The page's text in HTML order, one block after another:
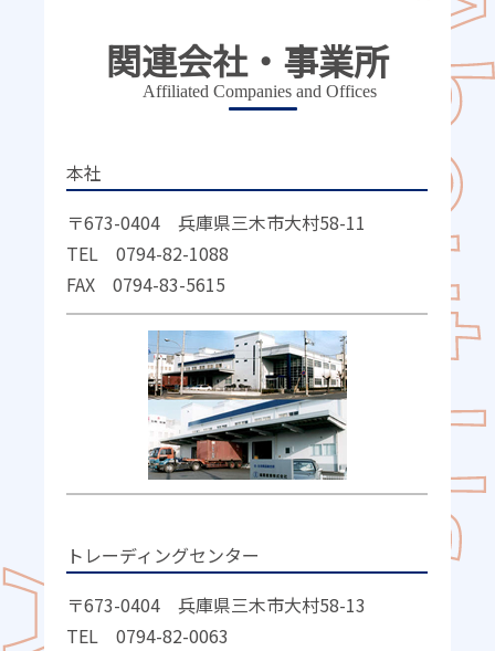
関連会社・ 事業所
Affiliated Companies and Offices
本社
〒673-0404 兵庫県三木市大村58-11
TEL 0794-82-1088
FAX 0794-83-5615
トレーディングセンター
〒673-0404 兵庫県三木市大村58-13
TEL 0794-82-0063